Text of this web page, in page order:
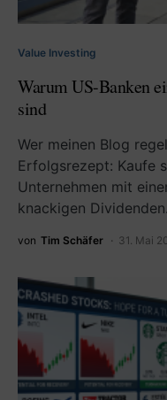
Value Investing
Warum US-Banken
sind
Wer meinen Blog
Erfolgsrezept: Kaufe
Unternehmen mit
knackigen
von Tim Schäfer 31. Mai